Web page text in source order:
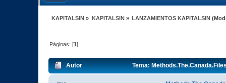
KAPITALSIN » KAPITALSIN» LANZAMIENTOS KAPITALSIN
Páginas: [1]
Autor Tema: